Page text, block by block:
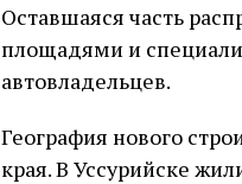
Оставшаяся часть
площадями и
автовладельцев.
География нового
края. В Уссурийске